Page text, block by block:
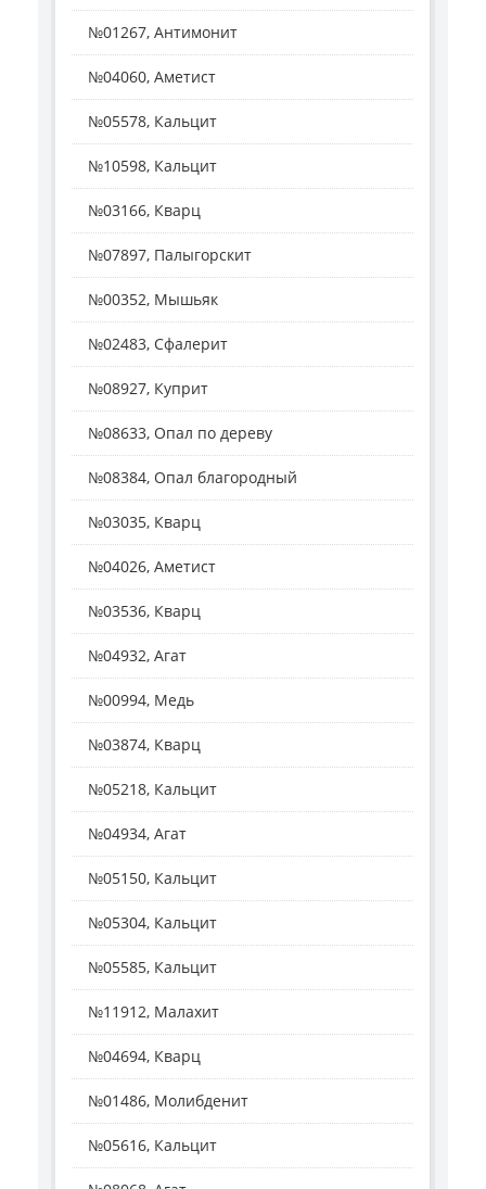
№01267, Антимонит
№04060, Аметист
№05578, Кальцит
№10598, Кальцит
№03166, Кварц
№07897, Палыгорскит
№00352, Мышьяк
№02483, Сфалерит
№08927, Куприт
№08633, Опал по дереву
№08384, Опал благородный
№03035, Кварц
№04026, Аметист
№03536, Кварц
№04932, Агат
№00994, Медь
№03874, Кварц
№05218, Кальцит
№04934, Агат
№05150, Кальцит
№05304, Кальцит
№05585, Кальцит
№11912, Малахит
№04694, Кварц
№01486, Молибденит
№05616, Кальцит